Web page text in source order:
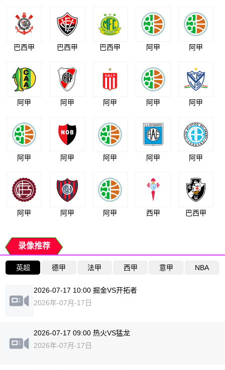
巴西甲 巴西甲 巴西甲 阿甲 阿甲
阿甲 阿甲 阿甲 阿甲 阿甲
阿甲 阿甲 阿甲 阿甲 阿甲
阿甲 阿甲 阿甲 西甲 巴西甲
录像推荐
英超 德甲 法甲 西甲 意甲 NBA
2026-07-17 10:00 掘金VS开拓者
2026年-07月-17日
2026-07-17 09:00 热火VS猛龙
2026年-07月-17日